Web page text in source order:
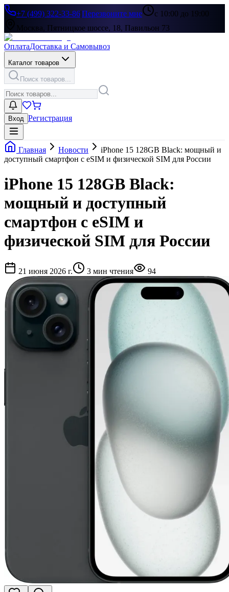
+7 (499) 322-33-86|Перезвоните мне
с 10:00 до 19:00
Москва, Пятницкое шоссе, 18, Павильон 73
ОплатаДоставка и Самовывоз
Каталог товаров
Поиск товаров...
Вход Регистрация
Главная Новости
iPhone 15 128GB Black: мощный и
доступный смартфон с eSIM и физической SIM для России
iPhone 15 128GB Black:
мощный и доступный
смартфон с eSIM и
физической SIM для России
21 июня 2026 г. 3 мин чтения 94